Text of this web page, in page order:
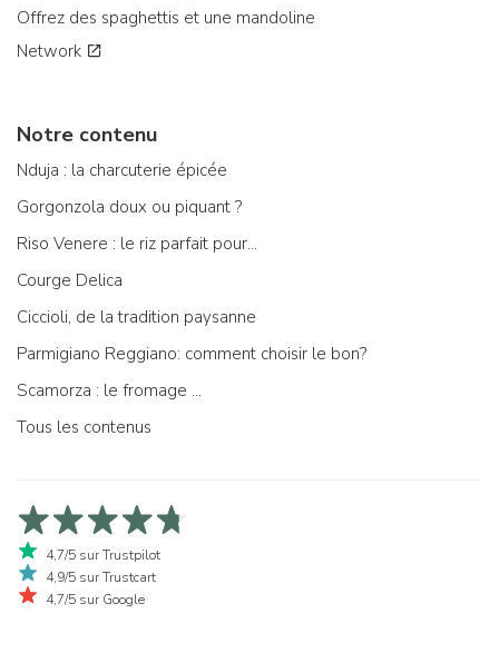
Offrez des spaghettis et une mandoline
Network
Notre contenu
Nduja : la charcuterie épicée
Gorgonzola doux ou piquant ?
Riso Venere : le riz parfait pour...
Courge Delica
Ciccioli, de la tradition paysanne
Parmigiano Reggiano: comment choisir le bon?
Scamorza : le fromage ...
Tous les contenus
4,7/5 sur Trustpilot
4,9/5 sur Trustcart
4,7/5 sur Google